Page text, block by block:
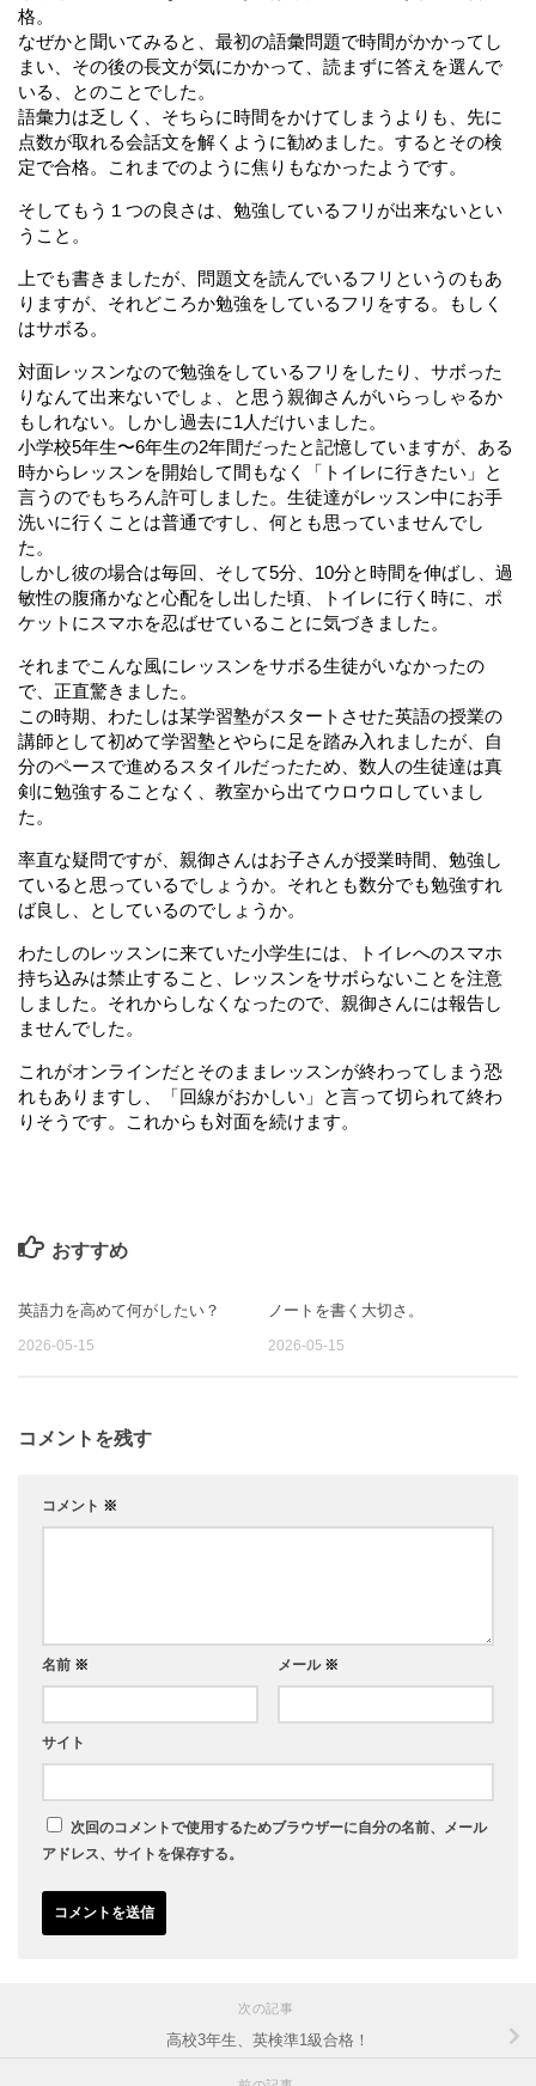
格。
なぜかと聞いてみると、最初の語彙問題で時間がかかってし
まい、その後の長文が気にかかって、読まずに答えを選んで
いる、とのことでした。
語彙力は乏しく、そちらに時間をかけてしまうよりも、先に
点数が取れる会話文を解くように勧めました。するとその検
定で合格。これまでのように焦りもなかったようです。
そしてもう１つの良さは、勉強しているフリが出来ないとい
うこと。
上でも書きましたが、問題文を読んでいるフリというのもあ
りますが、それどころか勉強をしているフリをする。もしく
はサボる。
対面レッスンなので勉強をしているフリをしたり、サボった
りなんて出来ないでしょ、と思う親御さんがいらっしゃるか
もしれない。しかし過去に1人だけいました。
小学校5年生〜6年生の2年間だったと記憶していますが、ある
時からレッスンを開始して間もなく「トイレに行きたい」と
言うのでもちろん許可しました。生徒達がレッスン中にお手
洗いに行くことは普通ですし、何とも思っていませんでし
た。
しかし彼の場合は毎回、そして5分、10分と時間を伸ばし、過
敏性の腹痛かなと心配をし出した頃、トイレに行く時に、ポ
ケットにスマホを忍ばせていることに気づきました。
それまでこんな風にレッスンをサボる生徒がいなかったの
で、正直驚きました。
この時期、わたしは某学習塾がスタートさせた英語の授業の
講師として初めて学習塾とやらに足を踏み入れましたが、自
分のペースで進めるスタイルだったため、数人の生徒達は真
剣に勉強することなく、教室から出てウロウロしていまし
た。
率直な疑問ですが、親御さんはお子さんが授業時間、勉強し
ていると思っているでしょうか。それとも数分でも勉強すれ
ば良し、としているのでしょうか。
わたしのレッスンに来ていた小学生には、トイレへのスマホ
持ち込みは禁止すること、レッスンをサボらないことを注意
しました。それからしなくなったので、親御さんには報告し
ませんでした。
これがオンラインだとそのままレッスンが終わってしまう恐
れもありますし、「回線がおかしい」と言って切られて終わ
りそうです。これからも対面を続けます。
おすすめ
英語力を高めて何がしたい？
2026-05-15
ノートを書く大切さ。
2026-05-15
コメントを残す
コメント ※
名前 ※ メール ※
サイト
次回のコメントで使用するためブラウザーに自分の名前、メール
アドレス、サイトを保存する。
次の記事
高校3年生、英検準1級合格！